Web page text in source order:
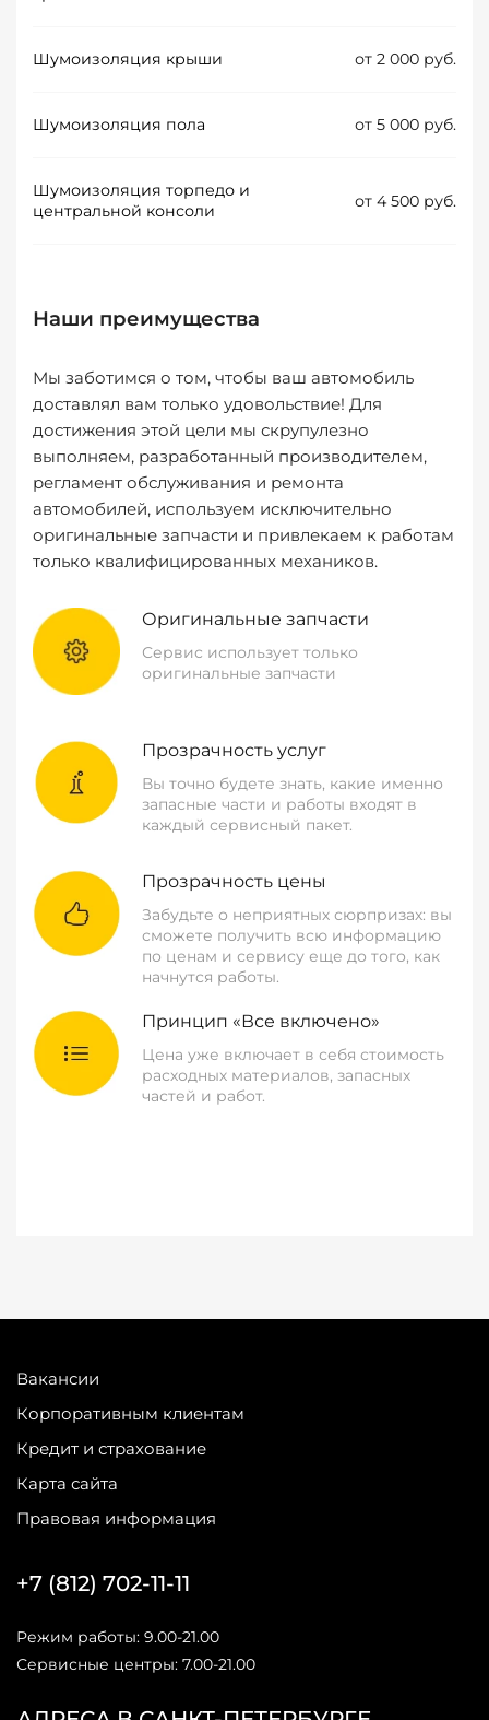
Шумоизоляция крыши от 2 000 руб.
Шумоизоляция пола от 5 000 руб.
Шумоизоляция торпедо и
центральной консоли
от 4 500 руб.
Наши преимущества
Мы заботимся о том, чтобы ваш автомобиль
доставлял вам только удовольствие! Для
достижения этой цели мы скрупулезно
выполняем, разработанный производителем,
регламент обслуживания и ремонта
автомобилей, используем исключительно
оригинальные запчасти и привлекаем к работам
только квалифицированных механиков.
Оригинальные запчасти
Сервис использует только
оригинальные запчасти
Прозрачность услуг
Вы точно будете знать, какие именно
запасные части и работы входят в
каждый сервисный пакет.
Прозрачность цены
Забудьте о неприятных сюрпризах: вы
сможете получить всю информацию
по ценам и сервису еще до того, как
начнутся работы.
Принцип «Все включено»
Цена уже включает в себя стоимость
расходных материалов, запасных
частей и работ.
Вакансии
Корпоративным клиентам
Кредит и страхование
Карта сайта
Правовая информация
+7 (812) 702-11-11
Режим работы: 9.00-21.00
Сервисные центры: 7.00-21.00